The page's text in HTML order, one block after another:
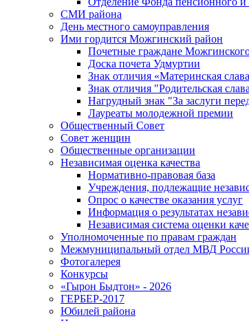
СМИ района
День местного самоуправления
Ими гордится Можгинский район
Почетные граждане
Доска почета Удмуртии
Знак отличия «Материнская
Знак отличия "Родительская
Нагрудный знак "За заслуги
Лауреаты молодежной премии
Общественный Совет
Совет женщин
Общественные организации
Независимая оценка качества
Нормативно-правовая база
Учреждения, подлежащие
Опрос о качестве оказания услуг
Информация о результатах
Независимая система оценки
Уполномоченные по правам граждан
Межмуниципальный отдел МВД
Фотогалерея
Конкурсы
«Гырон Быдтон» - 2026
ГЕРБЕР-2017
Юбилей района